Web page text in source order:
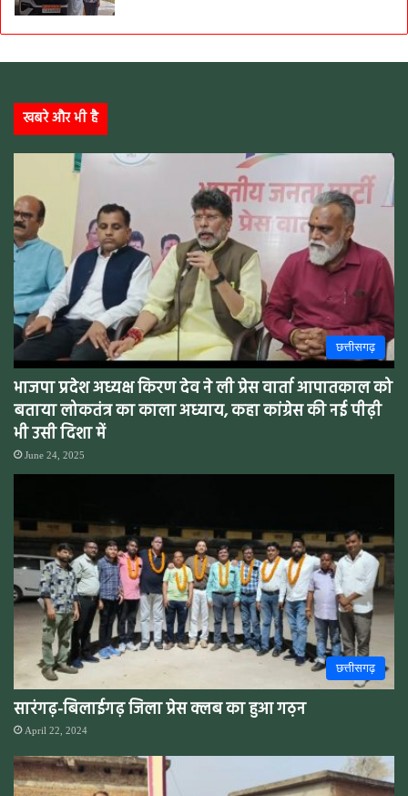
खबरे और भी है
छत्तीसगढ़
भाजपा प्रदेश अध्यक्ष किरण देव ने ली प्रेस वार्ता आपातकाल को
बताया लोकतंत्र का काला अध्याय, कहा कांग्रेस की नई पीढ़ी
भी उसी दिशा में
June 24, 2025
छत्तीसगढ़
सारंगढ़-बिलाईगढ़ जिला प्रेस क्लब का हुआ गठ़न
April 22, 2024